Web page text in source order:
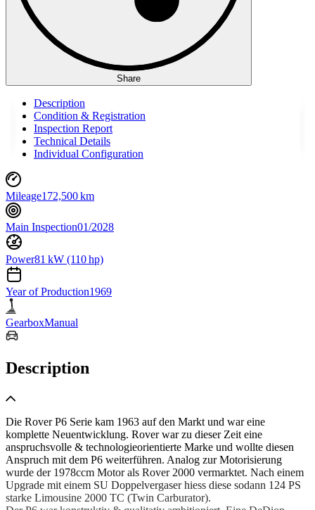
Share
Description
Condition & Registration
Inspection Report
Technical Details
Individual Configuration
Mileage172,500 km
Main Inspection01/2028
Power81 kW (110 hp)
Year of Production1969
GearboxManual
Description
Die Rover P6 Serie kam 1963 auf den Markt und war eine
komplette Neuentwicklung. Rover war zu dieser Zeit eine
anspruchsvolle & technologieorientierte Marke und wollte diesen
Anspruch mit dem P6 weiterführen. Analog zur Motorisierung
wurde der 1978ccm Motor als Rover 2000 vermarktet. Nach einem
Upgrade mit einem SU Doppelvergaser hiess diese sodann 124 PS
starke Limousine 2000 TC (Twin Carburator).